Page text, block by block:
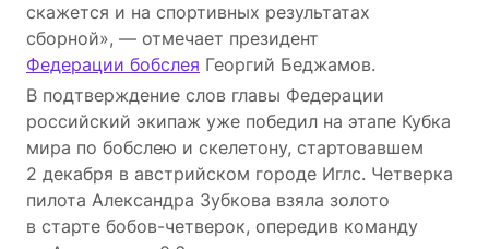
скажется и на спортивных результатах
сборной», — отмечает президент
Федерации бобслея Георгий Беджамов.
В подтверждение слов главы Федерации
российский экипаж уже победил на этапе Кубка
мира по бобслею и скелетону, стартовавшем
2 декабря в австрийском городе Иглс. Четверка
пилота Александра Зубкова взяла золото
в старте бобов-четверок, опередив команду